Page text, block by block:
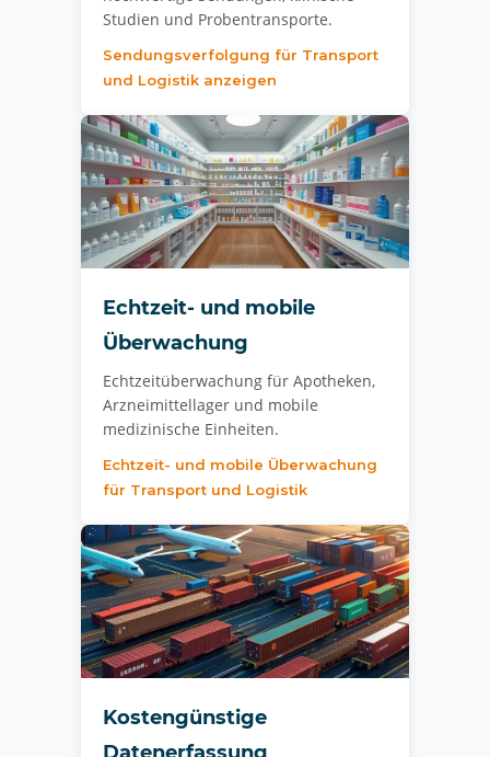
Studien und Probentransporte.
Sendungsverfolgung für Transport
und Logistik anzeigen
Echtzeit- und mobile
Überwachung
Echtzeitüberwachung für Apotheken,
Arzneimittellager und mobile
medizinische Einheiten.
Echtzeit- und mobile Überwachung
für Transport und Logistik
Kostengünstige